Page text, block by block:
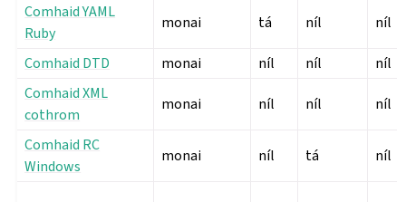
Comhaid YAML
Ruby
monai tá níl níl
Comhaid DTD monai níl níl
níl
Comhaid XML
cothrom
monai níl níl níl
Comhaid RC
Windows
monai níl tá níl